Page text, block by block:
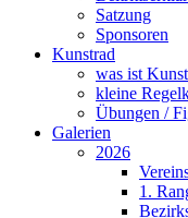
Satzung
Sponsoren
Kunstrad
was ist
kleine
Übungen /
Galerien
2026
1.